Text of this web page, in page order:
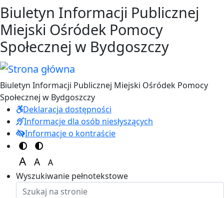
Przejdź do treści
Przejdź do menu
Biuletyn Informacji Publicznej
Miejski Ośródek Pomocy
Społecznej w Bydgoszczy
Biuletyn Informacji Publicznej Miejski Ośródek Pomocy
Społecznej w Bydgoszczy
Deklaracja dostępności
Informacje dla osób niesłyszących
Informacje o kontraście
Switch to color theme
Switch to high visibility theme
A
Set font size to 150%
A
Set font size to 125%
A
Set font size to 100%
Wyszukiwanie pełnotekstowe